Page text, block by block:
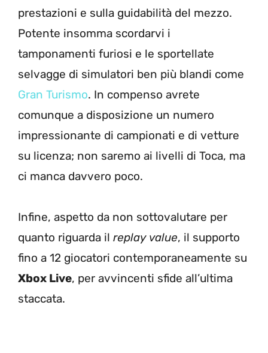
prestazioni e sulla guidabilità del mezzo.
Potente insomma scordarvi i
tamponamenti furiosi e le sportellate
selvagge di simulatori ben più blandi come
Gran Turismo. In compenso avrete
comunque a disposizione un numero
impressionante di campionati e di vetture
su licenza; non saremo ai livelli di Toca, ma
ci manca davvero poco.
Infine, aspetto da non sottovalutare per
quanto riguarda il replay value, il supporto
fino a 12 giocatori contemporaneamente su
Xbox Live, per avvincenti sfide all’ultima
staccata.